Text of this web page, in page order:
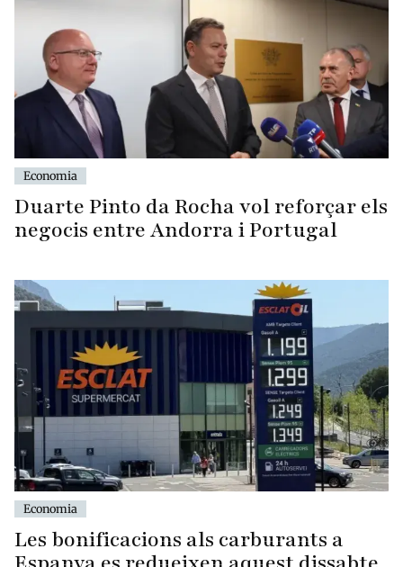
Economia
Duarte Pinto da Rocha vol reforçar els
negocis entre Andorra i Portugal
Economia
Les bonificacions als carburants a